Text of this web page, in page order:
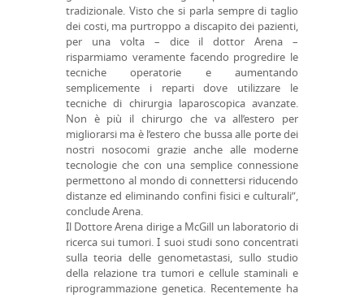
tradizionale. Visto che si parla sempre di taglio
dei costi, ma purtroppo a discapito dei pazienti,
per una volta – dice il dottor Arena –
risparmiamo veramente facendo progredire le
tecniche operatorie e aumentando
semplicemente i reparti dove utilizzare le
tecniche di chirurgia laparoscopica avanzate.
Non è più il chirurgo che va all’estero per
migliorarsi ma è l’estero che bussa alle porte dei
nostri nosocomi grazie anche alle moderne
tecnologie che con una semplice connessione
permettono al mondo di connettersi riducendo
distanze ed eliminando confini fisici e culturali”,
conclude Arena.
Il Dottore Arena dirige a McGill un laboratorio di
ricerca sui tumori. I suoi studi sono concentrati
sulla teoria delle genometastasi, sullo studio
della relazione tra tumori e cellule staminali e
riprogrammazione genetica. Recentemente ha